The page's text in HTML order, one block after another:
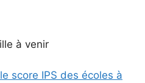
à venir
score IPS des écoles à